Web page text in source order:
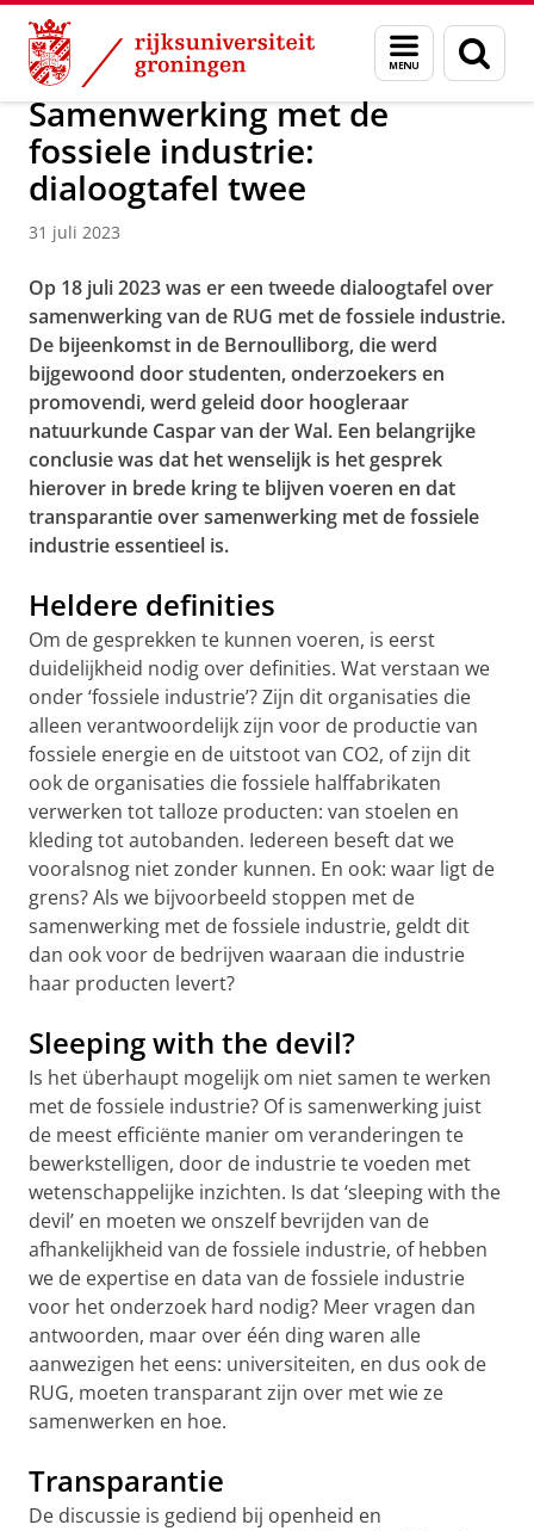
Skip
Content
Skip
Navigation
Menu
en
zoeken
Over ons Actueel Nieuws Nieuwsberichten
Samenwerking met de
fossiele industrie:
dialoogtafel twee
31 juli 2023
Op 18 juli 2023 was er een tweede dialoogtafel over
samenwerking van de RUG met de fossiele industrie.
De bijeenkomst in de Bernoulliborg, die werd
bijgewoond door studenten, onderzoekers en
promovendi, werd geleid door hoogleraar
natuurkunde Caspar van der Wal. Een belangrijke
conclusie was dat het wenselijk is het gesprek
hierover in brede kring te blijven voeren en dat
transparantie over samenwerking met de fossiele
industrie essentieel is.
Heldere definities
Om de gesprekken te kunnen voeren, is eerst
duidelijkheid nodig over definities. Wat verstaan we
onder ‘fossiele industrie’? Zijn dit organisaties die
alleen verantwoordelijk zijn voor de productie van
fossiele energie en de uitstoot van CO2, of zijn dit
ook de organisaties die fossiele halffabrikaten
verwerken tot talloze producten: van stoelen en
kleding tot autobanden. Iedereen beseft dat we
vooralsnog niet zonder kunnen. En ook: waar ligt de
grens? Als we bijvoorbeeld stoppen met de
samenwerking met de fossiele industrie, geldt dit
dan ook voor de bedrijven waaraan die industrie
haar producten levert?
Sleeping with the devil?
Is het überhaupt mogelijk om niet samen te werken
met de fossiele industrie? Of is samenwerking juist
de meest efficiënte manier om veranderingen te
bewerkstelligen, door de industrie te voeden met
wetenschappelijke inzichten. Is dat ‘sleeping with the
devil’ en moeten we onszelf bevrijden van de
afhankelijkheid van de fossiele industrie, of hebben
we de expertise en data van de fossiele industrie
voor het onderzoek hard nodig? Meer vragen dan
antwoorden, maar over één ding waren alle
aanwezigen het eens: universiteiten, en dus ook de
RUG, moeten transparant zijn over met wie ze
samenwerken en hoe.
Transparantie
De discussie is gediend bij openheid en